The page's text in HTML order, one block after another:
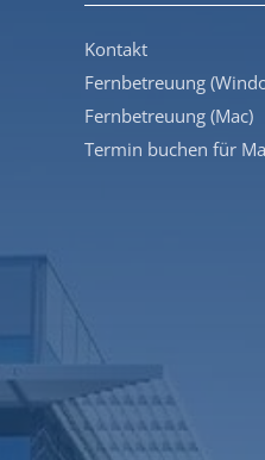
Kontakt
Fernbetreuung
Fernbetreuung (Mac)
Termin buchen für